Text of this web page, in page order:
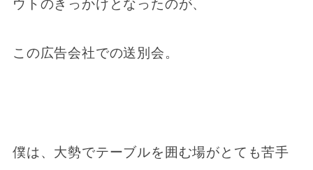
ウトのきっかけとなったのが、
この広告会社での送別会。
僕は、大勢でテーブルを囲む場がとても苦手